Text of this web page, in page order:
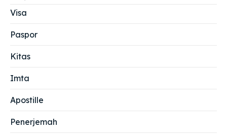
Visa
Paspor
Kitas
Imta
Apostille
Penerjemah